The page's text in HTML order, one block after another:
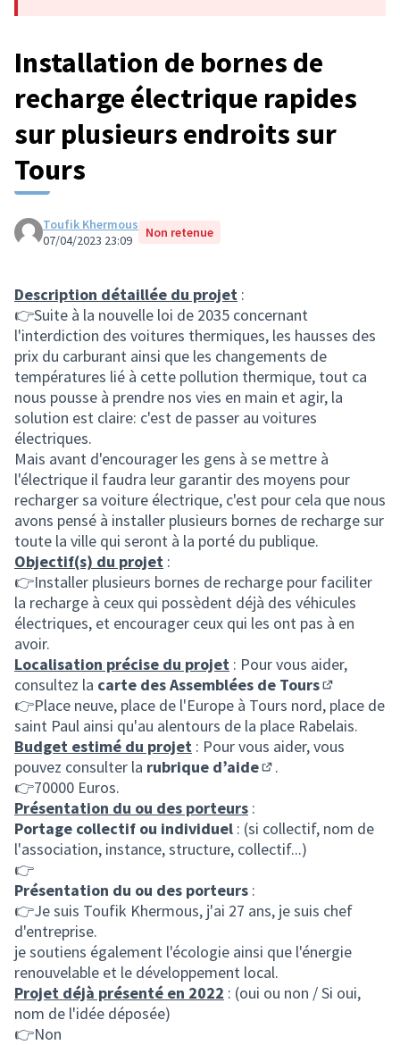
Installation de bornes de
recharge électrique rapides
sur plusieurs endroits sur
Tours
Toufik Khermous
07/04/2023 23:09
Non retenue
Description détaillée du projet :
👉Suite à la nouvelle loi de 2035 concernant
l'interdiction des voitures thermiques, les hausses des
prix du carburant ainsi que les changements de
températures lié à cette pollution thermique, tout ca
nous pousse à prendre nos vies en main et agir, la
solution est claire: c'est de passer au voitures
électriques.
Mais avant d'encourager les gens à se mettre à
l'électrique il faudra leur garantir des moyens pour
recharger sa voiture électrique, c'est pour cela que nous
avons pensé à installer plusieurs bornes de recharge sur
toute la ville qui seront à la porté du publique.
Objectif(s) du projet :
👉Installer plusieurs bornes de recharge pour faciliter
la recharge à ceux qui possèdent déjà des véhicules
électriques, et encourager ceux qui les ont pas à en
avoir.
Localisation précise du projet : Pour vous aider,
consultez la carte des Assemblées de Tours
(S'ouvre
👉Place neuve, place de l'Europe à Tours nord, place de
saint Paul ainsi qu'au alentours de la place Rabelais.
Budget estimé du projet : Pour vous aider, vous
pouvez consulter la rubrique d’aide
.
👉70000 Euros.
Présentation du ou des porteurs :
Portage collectif ou individuel : (si collectif, nom de
l'association, instance, structure, collectif...)
👉
Présentation du ou des porteurs :
👉Je suis Toufik Khermous, j'ai 27 ans, je suis chef
d'entreprise.
je soutiens également l'écologie ainsi que l'énergie
renouvelable et le développement local.
Projet déjà présenté en 2022 : (oui ou non / Si oui,
nom de l'idée déposée)
👉Non